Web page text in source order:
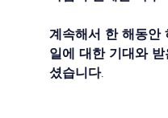
계속해서 한 해동안
일에 대한 기대와
셨습니다.